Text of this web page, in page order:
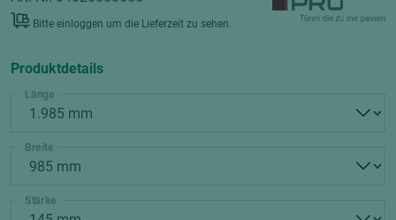
Bitte einloggen um die Lieferzeit zu sehen.
Produktdetails
Länge
Breite
Stärke